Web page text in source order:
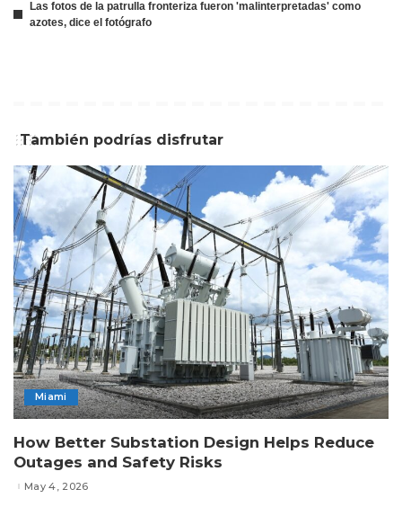
Las fotos de la patrulla fronteriza fueron 'malinterpretadas' como
azotes, dice el fotógrafo
También podrías disfrutar
Miami
How Better Substation Design Helps Reduce
Outages and Safety Risks
May 4, 2026